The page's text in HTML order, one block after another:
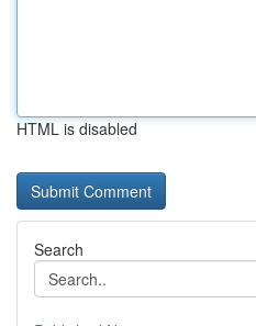
HTML is disabled
Search